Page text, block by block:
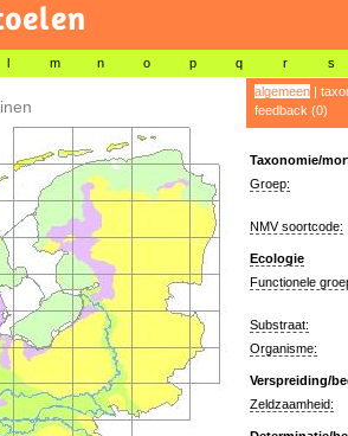
l m n o p q r s
algemeen|
feedback (0)
Taxonomie/
Groep:
NMV soortcode:
Ecologie
Functionele
Substraat:
Organisme:
Verspreiding/
Zeldzaamheid: